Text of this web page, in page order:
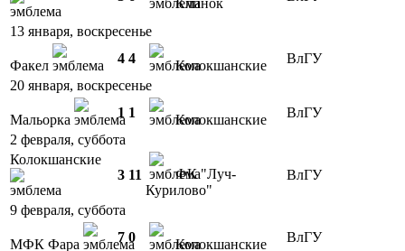
Клинок
13 января, воскресенье
Факел 4 4 Колокшанские
ВлГУ
20 января, воскресенье
Мальорка 1 1 Колокшанские
ВлГУ
2 февраля, суббота
Колокшанские
3 11
ФК "Луч-
Курилово"
ВлГУ
9 февраля, суббота
МФК Фара 7 0 Колокшанские ВлГУ